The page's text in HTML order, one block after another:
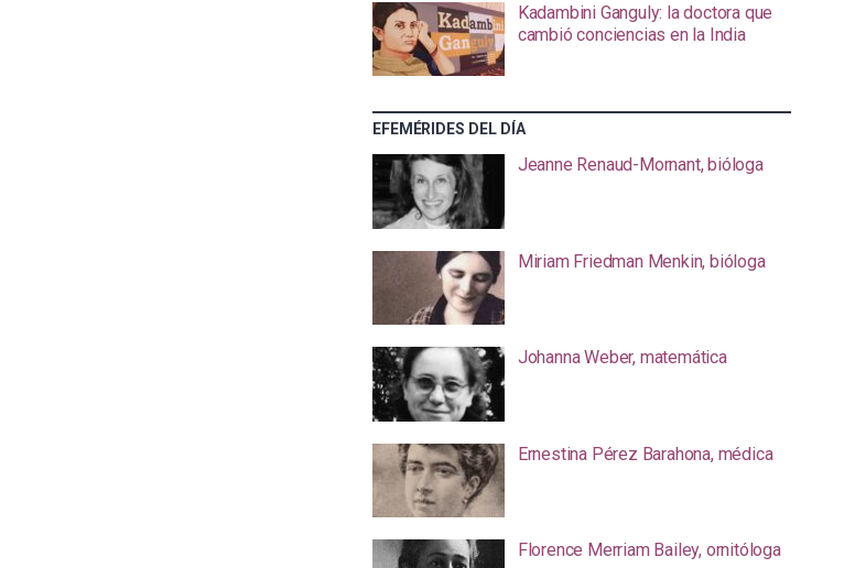
Kadambini Ganguly: la doctora que
cambió conciencias en la India
EFEMÉRIDES DEL DÍA
Jeanne Renaud-Mornant, bióloga
Miriam Friedman Menkin, bióloga
Johanna Weber, matemática
Ernestina Pérez Barahona, médica
Florence Merriam Bailey, ornitóloga